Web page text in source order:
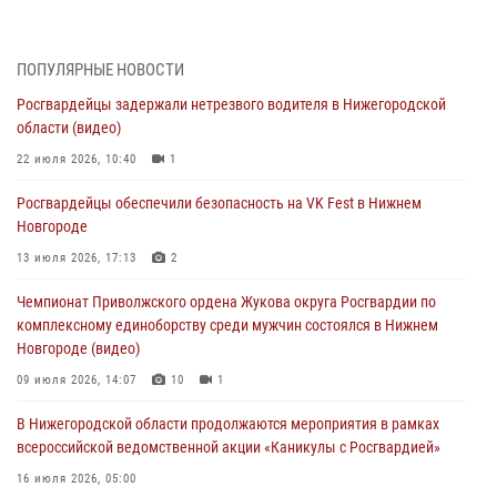
В Нижегородской области продолжаются мероприятия в рамках
16 июля 2026, 05:00
Росгвардейцы обеспечили безопасность на VK Fest в Нижнем
13 июля 2026, 17:13
Нижегородские росгвардейцы за прошедшую неделю выезжали
13 июля 2026, 06:45
Росгвардейцы предотвратили серию краж в Нижнем Новгороде
10 июля 2026, 09:38
ПОПУЛЯРНЫЕ НОВОСТИ
Росгвардейцы задержали нетрезвого водителя в Нижегородской
области (видео)
22 июля 2026, 10:40 1
Росгвардейцы обеспечили безопасность на VK Fest в Нижнем
Новгороде
13 июля 2026, 17:13 2
Чемпионат Приволжского ордена Жукова округа Росгвардии по
комплексному единоборству среди мужчин состоялся в Нижнем
Новгороде (видео)
09 июля 2026, 14:07 10 1
В Нижегородской области продолжаются мероприятия в рамках
всероссийской ведомственной акции «Каникулы с Росгвардией»
16 июля 2026, 05:00